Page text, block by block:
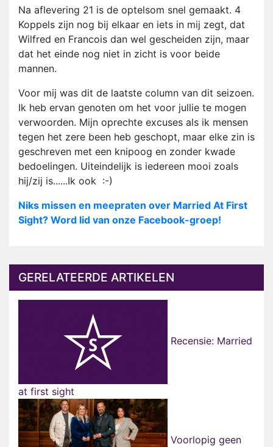
Na aflevering 21 is de optelsom snel gemaakt. 4
Koppels zijn nog bij elkaar en iets in mij zegt, dat
Wilfred en Francois dan wel gescheiden zijn, maar
dat het einde nog niet in zicht is voor beide
mannen.
Voor mij was dit de laatste column van dit seizoen.
Ik heb ervan genoten om het voor jullie te mogen
verwoorden. Mijn oprechte excuses als ik mensen
tegen het zere been heb geschopt, maar elke zin is
geschreven met een knipoog en zonder kwade
bedoelingen. Uiteindelijk is iedereen mooi zoals
hij/zij is......Ik ook :-)
Niks missen en meepraten over Married At First
Sight? Word lid van onze Facebook-groep!
GERELATEERDE ARTIKELEN
Recensie: Married
at first sight
Voorlopig geen